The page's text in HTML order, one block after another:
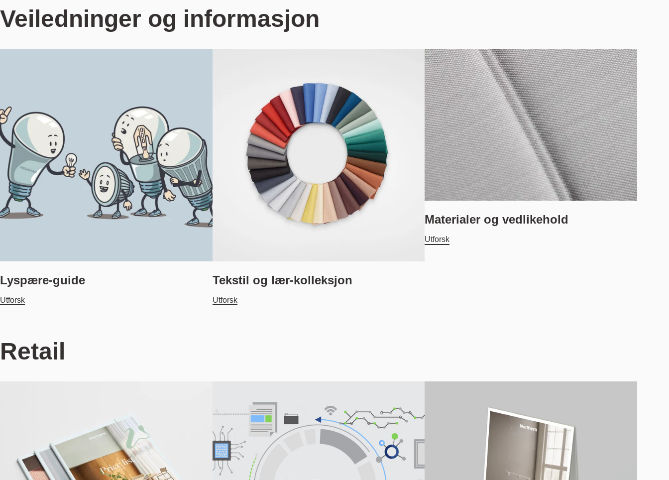
Veiledninger og informasjon
Lyspære-guide
Utforsk
Tekstil og lær-kolleksjon
Utforsk
Materialer og vedlikehold
Utforsk
Retail